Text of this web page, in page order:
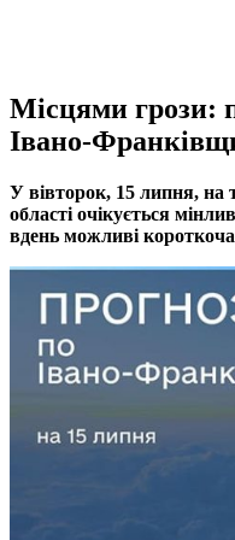
Місцями грози:
Івано-
У вівторок, 15 липня, на
області очікується
вдень можливі